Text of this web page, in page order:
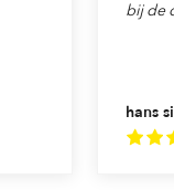
hans
bij de